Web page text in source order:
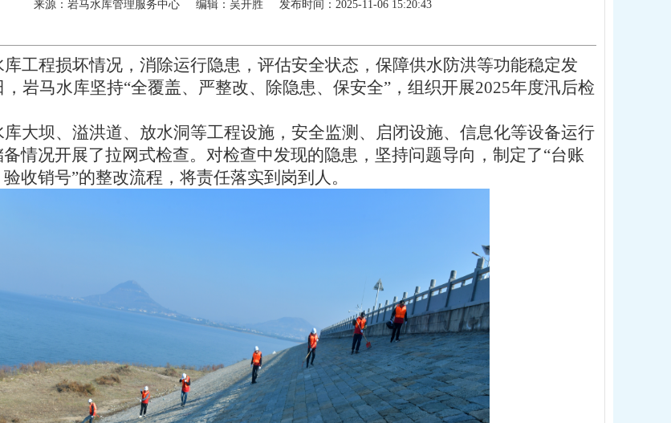
来源：岩马水库管理服务中心 编辑：吴开胜 发布时间：2025-11-06 15:20:43
工程损坏情况，消除运行隐患，评估安全状态，保障供水防洪等功能稳定发
岩马水库坚持“全覆盖、严整改、除隐患、保安全”，组织开展2025年度汛后检
大坝、溢洪道、放水洞等工程设施，安全监测、启闭设施、信息化等设备运行
情况开展了拉网式检查。对检查中发现的隐患，坚持问题导向，制定了“台账
收销号”的整改流程，将责任落实到岗到人。